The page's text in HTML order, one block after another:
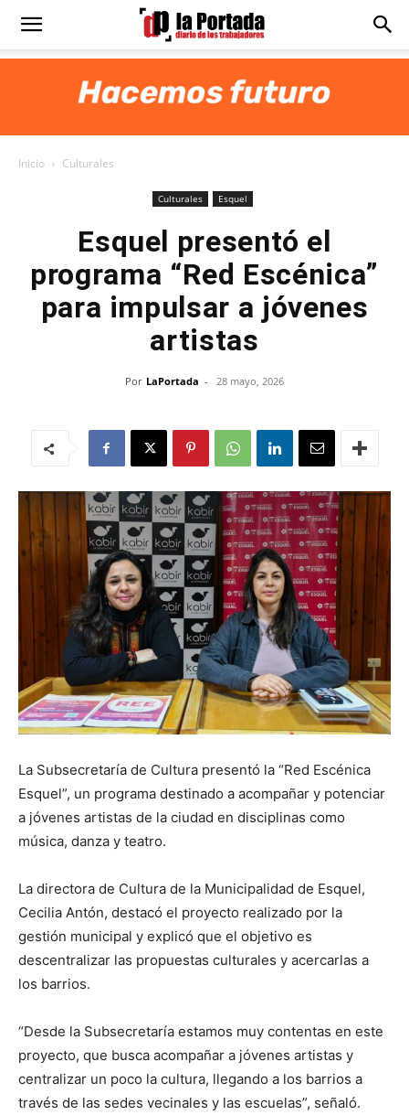
Diario
Inicio Culturales
Culturales Esquel
Esquel presentó el
programa “Red Escénica”
para impulsar a jóvenes
artistas
Por LaPortada - 28 mayo, 2026
La Subsecretaría de Cultura presentó la “Red Escénica
Esquel”, un programa destinado a acompañar y potenciar
a jóvenes artistas de la ciudad en disciplinas como
música, danza y teatro.
La directora de Cultura de la Municipalidad de Esquel,
Cecilia Antón, destacó el proyecto realizado por la
gestión municipal y explicó que el objetivo es
descentralizar las propuestas culturales y acercarlas a
los barrios.
“Desde la Subsecretaría estamos muy contentas en este
proyecto, que busca acompañar a jóvenes artistas y
centralizar un poco la cultura, llegando a los barrios a
través de las sedes vecinales y las escuelas”, señaló.